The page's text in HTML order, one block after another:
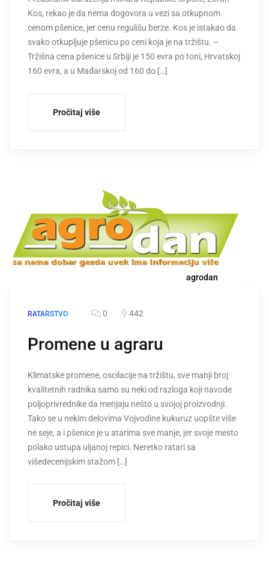
Kos, rekao je da nema dogovora u vezi sa otkupnom
cenom pšenice, jer cenu regulišu berze. Kos je istakao da
svako otkupljuje pšenicu po ceni koja je na tržištu. –
Tržišna cena pšenice u Srbiji je 150 evra po toni, Hrvatskoj
160 evra, a u Mađarskoj od 160 do […]
Pročitaj više
agrodan
RATARSTVO 0 442
Promene u agraru
Klimatske promene, oscilacije na tržištu, sve manji broj
kvalitetnih radnika samo su neki od razloga koji navode
poljoprivrednike da menjaju nešto u svojoj proizvodnji.
Tako se u nekim delovima Vojvodine kukuruz uopšte više
ne seje, a i pšenice je u atarima sve manje, jer svoje mesto
polako ustupa uljanoj repici. Neretko ratari sa
višedecenijskim stažom […]
Pročitaj više